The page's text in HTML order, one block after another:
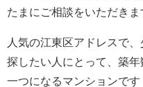
たまにご相談をいただきま
人気の江東区アドレスで
探したい人にとって、築
一つになるマンションです